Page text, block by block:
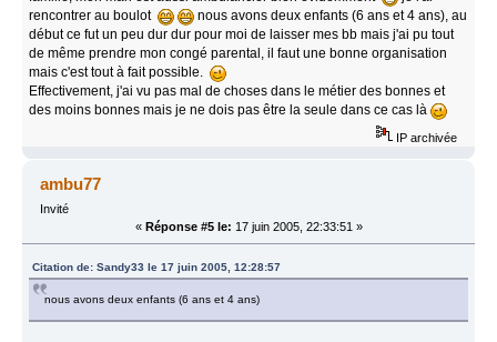
rencontrer au boulot
nous avons deux enfants (6 ans et 4 ans), au
début ce fut un peu dur dur pour moi de laisser mes bb mais j'ai pu tout
de même prendre mon congé parental, il faut une bonne organisation
mais c'est tout à fait possible.
Effectivement, j'ai vu pas mal de choses dans le métier des bonnes et
des moins bonnes mais je ne dois pas être la seule dans ce cas là
IP archivée
ambu77
Invité
« Réponse #5 le: 17 juin 2005, 22:33:51 »
Citation de: Sandy33 le 17 juin 2005, 12:28:57
nous avons deux enfants (6 ans et 4 ans)